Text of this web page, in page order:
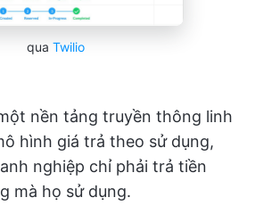
qua Twilio
nền tảng truyền thông linh
hình giá trả theo sử dụng,
nghiệp chỉ phải trả tiền
mà họ sử dụng.